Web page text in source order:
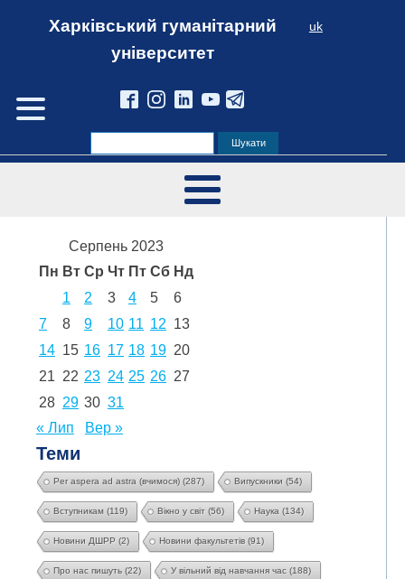
Харківський гуманітарний
університет
uk
Серпень 2023
Пн Вт Ср Чт Пт Сб Нд
1
2 3 4 5
6
7
8 9 10 11 12 13
14 15 16 17 18 19 20
21 22 23 24 25 26 27
28 29 30 31
« Лип
Вер »
Теми
Per aspera ad astra (вчимося) (287) Випускники (54)
Вступникам (119) Вікно у світ (56) Наука (134)
Новини ДШРР (2) Новини факультетів (91)
Про нас пишуть (22) У вільний від навчання час (188)